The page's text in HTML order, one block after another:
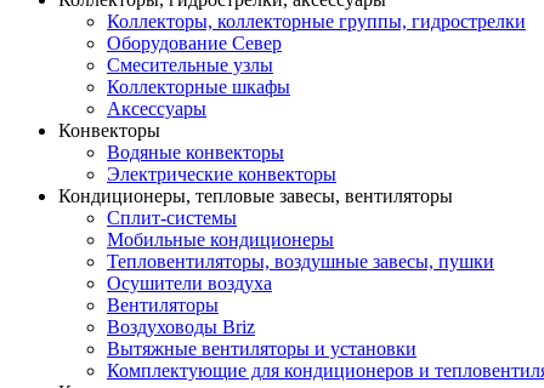
Коллекторы, коллекторные группы, гидрострелки
Оборудование Север
Смесительные узлы
Коллекторные шкафы
Аксессуары
Конвекторы
Водяные конвекторы
Электрические конвекторы
Кондиционеры, тепловые завесы, вентиляторы
Сплит-системы
Мобильные кондиционеры
Тепловентиляторы, воздушные завесы, пушки
Осушители воздуха
Вентиляторы
Воздуховоды Briz
Вытяжные вентиляторы и установки
Комплектующие для кондиционеров и